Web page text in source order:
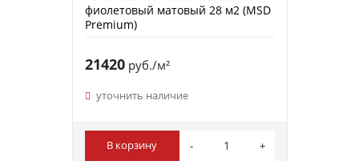
фиолетовый матовый 28 м2 (MSD
Premium)
21420руб./м²
уточнить наличие
В корзину